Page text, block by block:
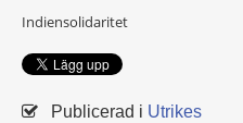
Indiensolidaritet
Publicerad i Utrikes